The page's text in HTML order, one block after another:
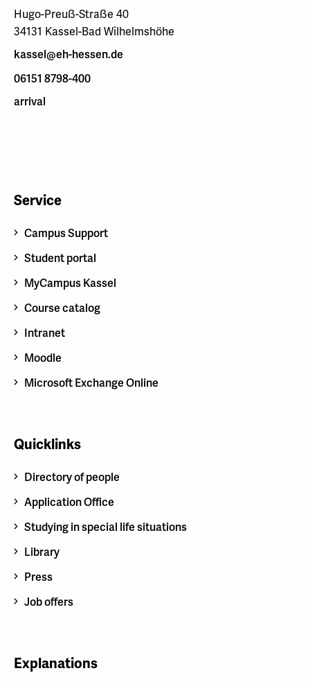
Hugo-Preuß-Straße 40
34131 Kassel-Bad Wilhelmshöhe
kassel@eh-hessen.de
06151 8798-400
arrival
Service
Campus Support
Student portal
MyCampus Kassel
Course catalog
Intranet
Moodle
Microsoft Exchange Online
Quicklinks
Directory of people
Application Office
Studying in special life situations
Library
Press
Job offers
Explanations